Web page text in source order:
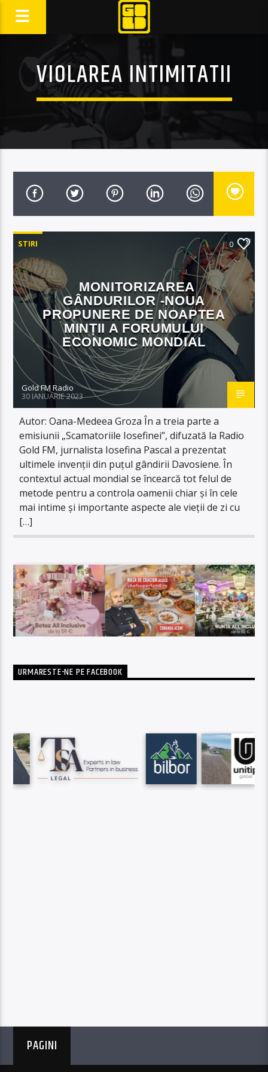
VIOLAREA INTIMITATII
STIRI 0
MONITORIZAREA
GÂNDURILOR -NOUA
PROPUNERE DE NOAPTEA
MINȚII A FORUMULUI
ECONOMIC MONDIAL
Gold FM Radio
30 IANUARIE 2023
Autor: Oana-Medeea Groza În a treia parte a
emisiunii „Scamatoriile Iosefinei”, difuzată la Radio
Gold FM, jurnalista Iosefina Pascal a prezentat
ultimele invenții din puțul gândirii Davosiene. În
contextul actual mondial se încearcă tot felul de
metode pentru a controla oamenii chiar și în cele
mai intime și importante aspecte ale vieții de zi cu
[…]
URMARESTE-NE PE FACEBOOK
PAGINI